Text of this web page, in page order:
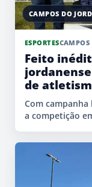
CAMPOS DO
ESPORTESCAMPOS
Feito
de
Com
a competição